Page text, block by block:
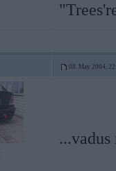
08. May 2004,